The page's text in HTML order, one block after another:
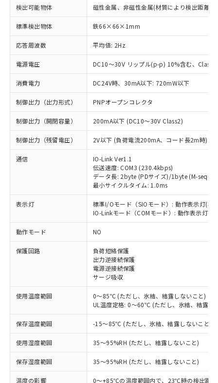
検出可能物体 磁性金属、非磁性金属(材質により検出距離が
標準検出物体 鉄66×66×1mm
応答周波数 平均値: 2Hz
電源電圧 DC10～30V リップル(p-p) 10%含む、Class2
消費電力 DC24V時、30mA以下: 720mW以下
制御出力（出力形式） PNPオープンコレクタ
制御出力（開閉容量） 200mA以下 (DC10～30V Class2)
制御出力（残留電圧） 2V以下 (負荷電流200mA、コード長2m時)
通信
IO-Link Ver1.1
伝送速度: COM3 (230.4kbps)
データ長: 2byte (PDサイズ)/1byte (M-
最小サイクルタイム: 1.0ms
表示灯
標準I/Oモード（SIOモード）: 動作表示灯(橙
IO-Linkモード（COMモード）: 動作表示灯(
動作モード NO
保護回路
負荷短絡保護
出力逆接続保護
電源逆接続保護
サージ吸収
使用温度範囲
0～85℃ (ただし、氷結、結露しないこと)
UL温度定格: 0～60℃ (ただし、氷結、結露し
保存温度範囲 -15～85℃ (ただし、氷結、結露しないこと)
使用湿度範囲 35～95%RH (ただし、結露しないこと)
保存湿度範囲 35～95%RH (ただし、結露しないこと)
温度の影響 0～+85℃の温度範囲内で、23℃時の検出距
ご利用条件
以下の条件をお読みいただき、同意のうえ
ご利用ください。
本サービスは、当社制御機器事業取扱
商品の当社在庫状況および標準価格
(税抜)を提供させていただくもので
当社制御機器事業取扱商品の中には、
本サービスの対象外となる商品もある
対応済み：EU RoHS指令（10物質）の
非含有に対応した製品が提供可能な商品で
す。
対応予定：EU RoHS指令（10物質）の非含
有に対応した製品に切り替える予定のある
対応予定なし：EU RoHS指令（10物質）の
非含有に非対応の商品で、対応品を出す予
定はありません。
調査・確認中：EU RoHS指令（10物質）の
非含有の対応状況を調査中または確認中の
商品です。
非該当品：ライセンス料など無形物で、有
害物質有無と関係のない商品です。
仕入先様の事情により、非含有部品として
※1 中国RoHS○×表
「○」：最大均質材料含有率が中国RoHSの
基準値以下であることを示します。
「×」：最大均質材料含有率が中国RoHSの